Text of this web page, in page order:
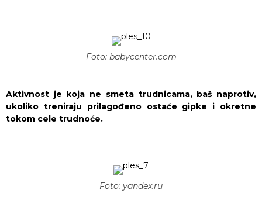
Foto: babycenter.com
Aktivnost je koja ne smeta trudnicama, baš naprotiv,
ukoliko treniraju prilagođeno ostaće gipke i okretne
tokom cele trudnoće.
Foto: yandex.ru